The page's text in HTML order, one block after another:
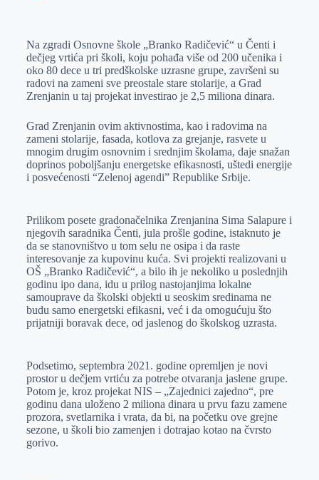
e
r
I
n
s
A
p
a
i
l
Na zgradi Osnovne škole „Branko Radičević“ u Čenti i
dečjeg vrtića pri školi, koju pohađa više od 200 učenika i
oko 80 dece u tri predškolske uzrasne grupe, završeni su
radovi na zameni sve preostale stare stolarije, a Grad
Zrenjanin u taj projekat investirao je 2,5 miliona dinara.
Grad Zrenjanin ovim aktivnostima, kao i radovima na
zameni stolarije, fasada, kotlova za grejanje, rasvete u
mnogim drugim osnovnim i srednjim školama, daje snažan
doprinos poboljšanju energetske efikasnosti, uštedi energije
i posvećenosti “Zelenoj agendi” Republike Srbije.
Prilikom posete gradonačelnika Zrenjanina Sima Salapure i
njegovih saradnika Čenti, jula prošle godine, istaknuto je
da se stanovništvo u tom selu ne osipa i da raste
interesovanje za kupovinu kuća. Svi projekti realizovani u
OŠ „Branko Radičević“, a bilo ih je nekoliko u poslednjih
godinu ipo dana, idu u prilog nastojanjima lokalne
samouprave da školski objekti u seoskim sredinama ne
budu samo energetski efikasni, već i da omogućuju što
prijatniji boravak dece, od jaslenog do školskog uzrasta.
Podsetimo, septembra 2021. godine opremljen je novi
prostor u dečjem vrtiću za potrebe otvaranja jaslene grupe.
Potom je, kroz projekat NIS – „Zajednici zajedno“, pre
godinu dana uloženo 2 miliona dinara u prvu fazu zamene
prozora, svetlarnika i vrata, da bi, na početku ove grejne
sezone, u školi bio zamenjen i dotrajao kotao na čvrsto
gorivo.